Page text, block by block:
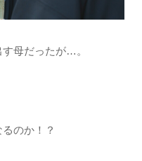
母だったが…。
のか！？